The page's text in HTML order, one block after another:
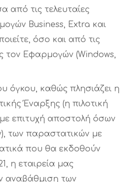
από τις τελευταίες
Business, Extra και
όσο και από τις
τον Εφαρμογών (Windows,
όγκου, καθώς πλησιάζει η
Έναρξης (η πιλοτική
με επιτυχή αποστολή όσων
των παραστατικών με
που θα εκδοθούν
η εταιρεία μας
αναβάθμιση των